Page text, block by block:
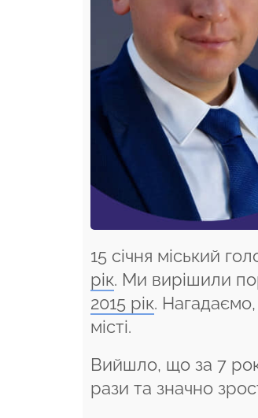
15 січня міський
рік. Ми вирішили
2015 рік.
місті.
Вийшло, що за 7
рази та значно